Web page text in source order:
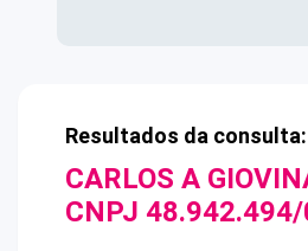
Resultados da consulta:
CARLOS A
CNPJ